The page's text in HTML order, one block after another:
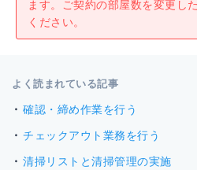
ます。ご契約の部屋数を変更し
ください。
よく読まれている記事
確認・締め作業を行う
チェックアウト業務を行う
清掃リストと清掃管理の実施